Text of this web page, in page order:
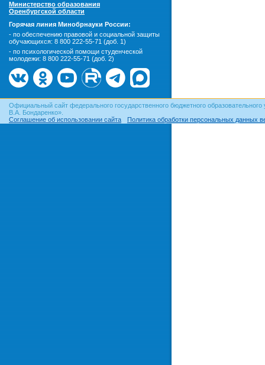
Министерство образования
Оренбургской области
Горячая линия Минобрнауки России:
- по обеспечению правовой и социальной защиты
обучающихся: 8 800 222-55-71 (доб. 1)
- по психологической помощи студенческой
молодежи: 8 800 222-55-71 (доб. 2)
Официальный сайт федерального государственного бюджетного
В.А. Бондаренко».
Соглашение об использовании сайта
Политика обработки персональных данных